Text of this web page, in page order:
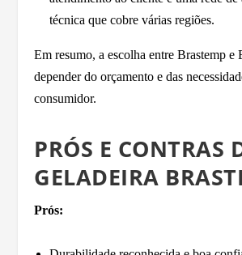
técnica que cobre várias regiões.
Em resumo, a escolha entre Brastemp e
depender do orçamento e das
consumidor.
PRÓS E CONTRAS
GELADEIRA
Prós: